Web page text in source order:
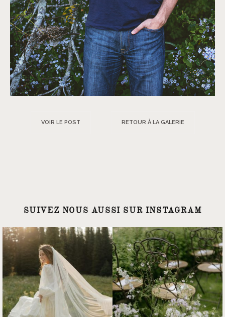
VOIR LE POST RETOUR À LA GALERIE
SUIVEZ NOUS AUSSI SUR INSTAGRAM